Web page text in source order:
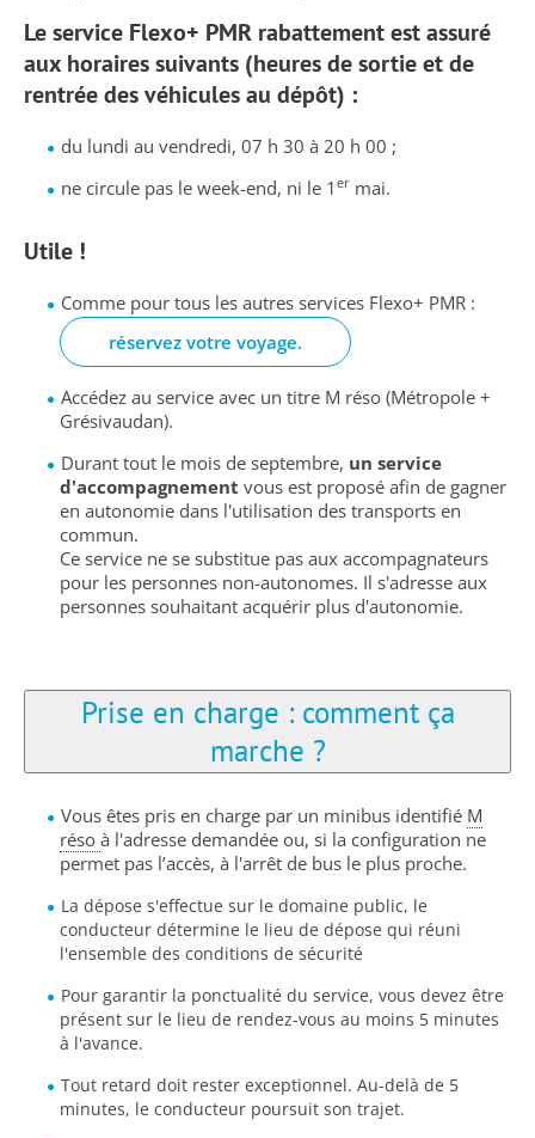
Le service Flexo+ PMR rabattement est assuré
aux horaires suivants (heures de sortie et de
rentrée des véhicules au dépôt) :
du lundi au vendredi, 07 h 30 à 20 h 00 ;
ne circule pas le week-end, ni le 1 er mai.
Utile !
Comme pour tous les autres services Flexo+ PMR :
réservez votre voyage.
Accédez au service avec un titre M réso (Métropole +
Grésivaudan).
Durant tout le mois de septembre, un service
d'accompagnement vous est proposé afin de gagner
en autonomie dans l'utilisation des transports en
commun.
Ce service ne se substitue pas aux accompagnateurs
pour les personnes non-autonomes. Il s'adresse aux
personnes souhaitant acquérir plus d'autonomie.
Prise en charge : comment ça
marche ?
Vous êtes pris en charge par un minibus identifié M
réso à l'adresse demandée ou, si la configuration ne
permet pas l’accès, à l'arrêt de bus le plus proche.
La dépose s'effectue sur le domaine public, le
conducteur détermine le lieu de dépose qui réuni
l'ensemble des conditions de sécurité
Pour garantir la ponctualité du service, vous devez être
présent sur le lieu de rendez-vous au moins 5 minutes
à l'avance.
Tout retard doit rester exceptionnel. Au-delà de 5
minutes, le conducteur poursuit son trajet.